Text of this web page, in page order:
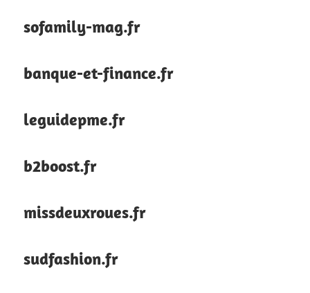
sofamily-mag.fr
banque-et-finance.fr
leguidepme.fr
b2boost.fr
missdeuxroues.fr
sudfashion.fr